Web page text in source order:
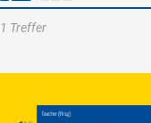
1 Treffer